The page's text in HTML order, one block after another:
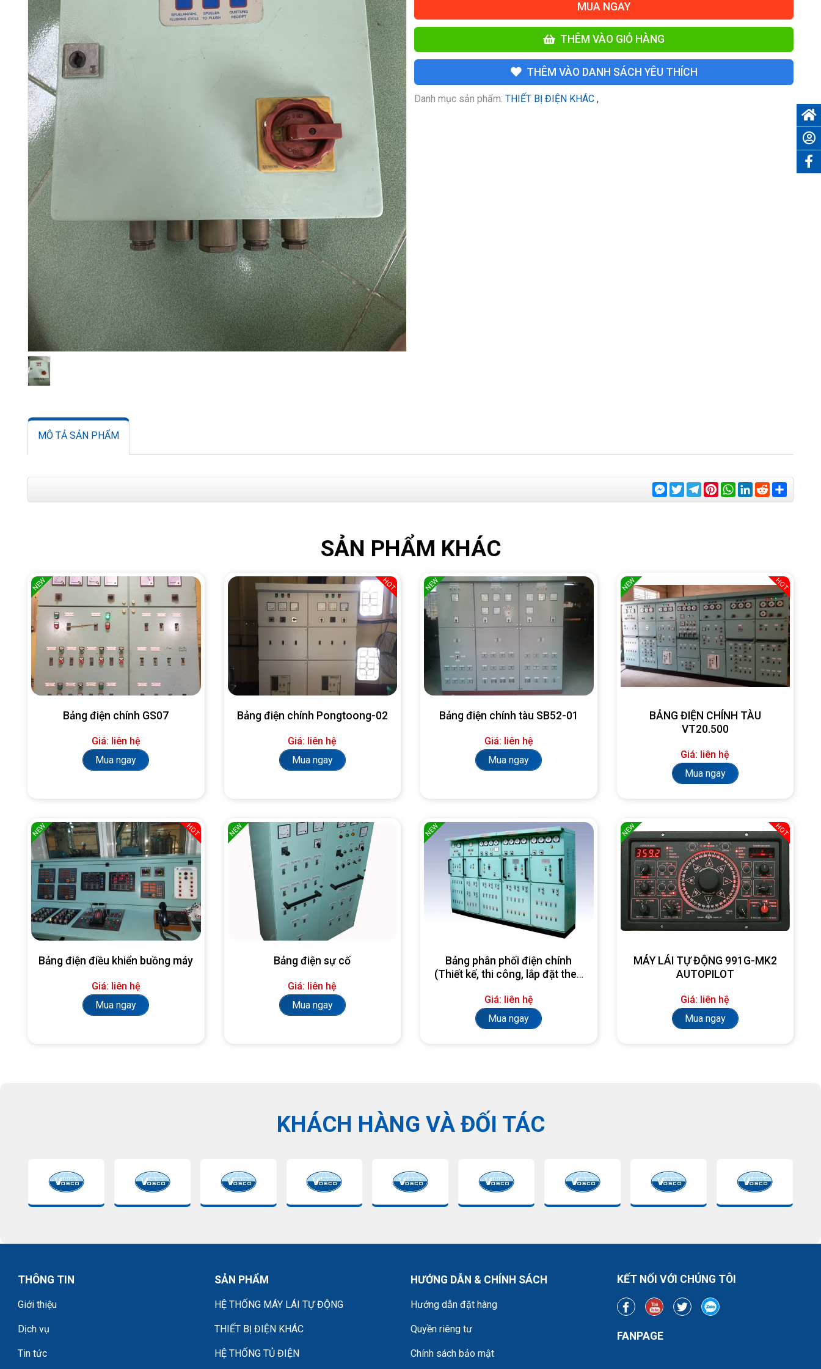
MUA NGAY
THÊM VÀO GIỎ HÀNG
THÊM VÀO DANH SÁCH YÊU THÍCH
Danh mục sản phẩm: THIẾT BỊ ĐIỆN KHÁC ,
MÔ TẢ SẢN PHẨM
Messenger
TwitterTelegram
Pinterest
WhatsApp
LinkedIn
Reddit
SẢN PHẨM KHÁC
NEW
Bảng điện chính GS07
Giá: liên hệ
Mua ngay
HOT
Bảng điện chính Pongtoong-02
Giá: liên hệ
Mua ngay
NEW
Bảng điện chính tàu SB52-01
Giá: liên hệ
Mua ngay
NEW HOT
BẢNG ĐIỆN CHÍNH TÀU
VT20.500
Giá: liên hệ
Mua ngay
NEW HOT
Bảng điện điều khiển buồng máy
Giá: liên hệ
Mua ngay
NEW
Bảng điện sự cố
Giá: liên hệ
Mua ngay
NEW
Bảng phân phối điện chính
(Thiết kế, thi công, lắp đặt theo
Giá: liên hệ
Mua ngay
NEW HOT
MÁY LÁI TỰ ĐỘNG 991G-MK2
AUTOPILOT
Giá: liên hệ
Mua ngay
KHÁCH HÀNG VÀ ĐỐI TÁC
THÔNG TIN
Giới thiệu
Dịch vụ
Tin tức
SẢN PHẨM
HỆ THỐNG MÁY LÁI TỰ ĐỘNG
THIẾT BỊ ĐIỆN KHÁC
HỆ THỐNG TỦ ĐIỆN
HƯỚNG DẪN & CHÍNH SÁCH
Hướng dẫn đặt hàng
Quyền riêng tư
Chính sách bảo mật
KẾT NỐI VỚI CHÚNG TÔI
FANPAGE